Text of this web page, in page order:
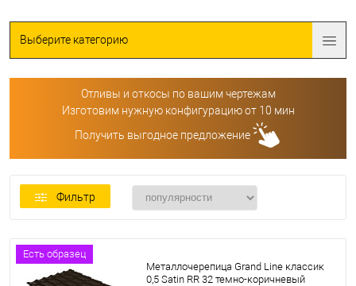
Выберите категорию
Отливы и откосы по вашим чертежам
Изготовим нужную конфигурацию от 10 мин
Получить выгодное предложение
Фильтр
Есть образец
Металлочерепица Grand Line классик
0,5 Satin RR 32 темно-коричневый